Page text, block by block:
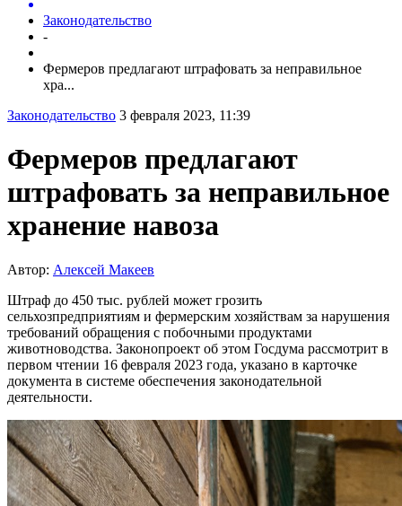
Законодательство
-
Фермеров предлагают штрафовать за неправильное
хра...
Законодательство 3 февраля 2023, 11:39
Фермеров предлагают
штрафовать за неправильное
хранение навоза
Автор: Алексей Макеев
Штраф до 450 тыс. рублей может грозить
сельхозпредприятиям и фермерским хозяйствам за нарушения
требований обращения с побочными продуктами
животноводства. Законопроект об этом Госдума рассмотрит в
первом чтении 16 февраля 2023 года, указано в карточке
документа в системе обеспечения законодательной
деятельности.